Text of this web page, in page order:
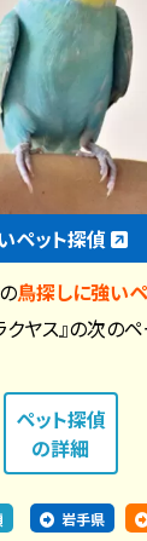
ペット探偵
鳥探しに強い
クヤス』の次の
ペット探偵
の詳細
岩手県